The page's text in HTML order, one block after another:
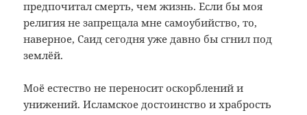
предпочитал смерть, чем жизнь. Если бы моя
религия не запрещала мне самоубийство, то,
наверное, Саид сегодня уже давно бы сгнил под
землёй.
Моё естество не переносит оскорблений и
унижений. Исламское достоинство и храбрость